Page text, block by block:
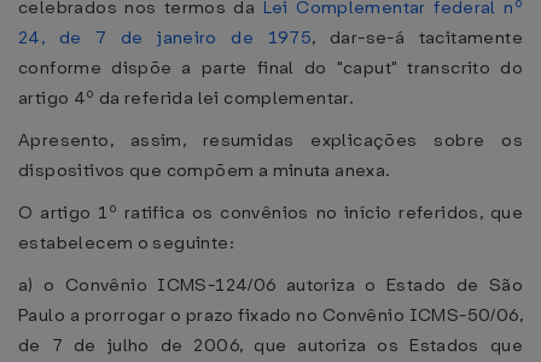
celebrados nos termos da Lei Complementar federal nº
24, de 7 de janeiro de 1975, dar-se-á tacitamente
conforme dispõe a parte final do "caput" transcrito do
artigo 4º da referida lei complementar.
Apresento, assim, resumidas explicações sobre os
dispositivos que compõem a minuta anexa.
O artigo 1º ratifica os convênios no início referidos, que
estabelecem o seguinte:
a) o Convênio ICMS-124/06 autoriza o Estado de São
Paulo a prorrogar o prazo fixado no Convênio ICMS-50/06,
de 7 de julho de 2006, que autoriza os Estados que